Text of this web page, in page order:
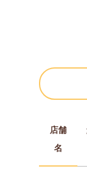
店舗
名